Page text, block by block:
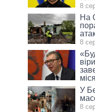
8
На
8
У
8